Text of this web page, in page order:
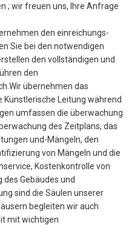
; wir freuen uns, Ihre Anfrage
den einreichungs-
Sie bei den notwendigen
den vollständigen und
den
übernehmen das
Leitung während
umfassen die überwachung
des Zeitplans, das
und-Mängeln, den
von Mängeln und die
Kostenkontrolle von
Gebäudes und
sind die Säulen unserer
begleiten wir auch
mit wichtigen